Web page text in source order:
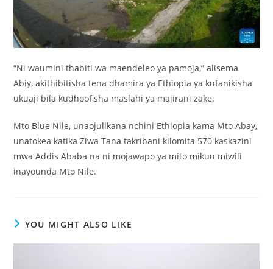
“Ni waumini thabiti wa maendeleo ya pamoja,” alisema
Abiy, akithibitisha tena dhamira ya Ethiopia ya kufanikisha
ukuaji bila kudhoofisha maslahi ya majirani zake.
Mto Blue Nile, unaojulikana nchini Ethiopia kama Mto Abay,
unatokea katika Ziwa Tana takribani kilomita 570 kaskazini
mwa Addis Ababa na ni mojawapo ya mito mikuu miwili
inayounda Mto Nile.
YOU MIGHT ALSO LIKE